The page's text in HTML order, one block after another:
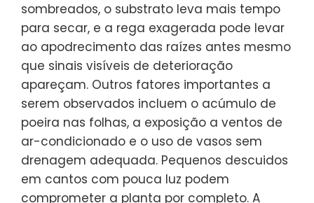
sombreados, o substrato leva mais tempo
para secar, e a rega exagerada pode levar
ao apodrecimento das raízes antes mesmo
que sinais visíveis de deterioração
apareçam. Outros fatores importantes a
serem observados incluem o acúmulo de
poeira nas folhas, a exposição a ventos de
ar-condicionado e o uso de vasos sem
drenagem adequada. Pequenos descuidos
em cantos com pouca luz podem
comprometer a planta por completo. A